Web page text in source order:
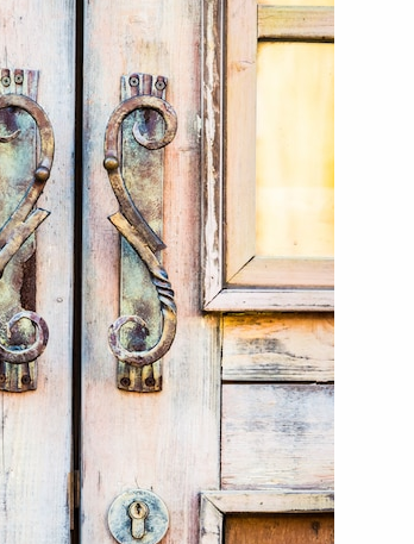
stare drzwi
pilśniowej?
porady